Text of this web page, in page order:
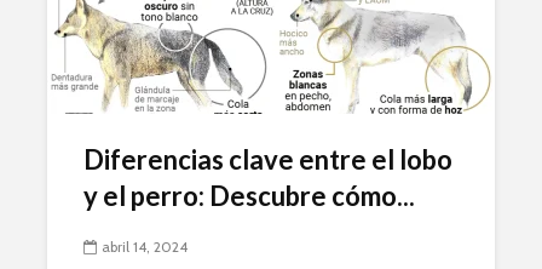
Diferencias clave entre el lobo
y el perro: Descubre cómo...
abril 14, 2024